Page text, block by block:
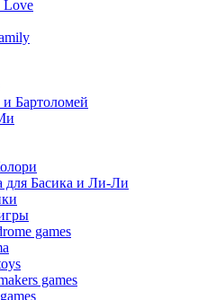
Love
Бартоломей
для Басика и Ли-Ли
games
games